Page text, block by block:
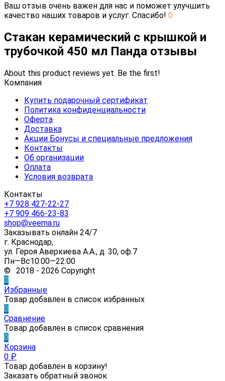
Ваш отзыв очень важен для нас и поможет улучшить
качество наших товаров и услуг. Спасибо! 0
Стакан керамический с крышкой и
трубочкой 450 мл Панда отзывы
About this product reviews yet. Be the first!
Компания
Купить подарочный сертификат
Политика конфиденциальности
Оферта
Доставка
Акции Бонусы и специальные предложения
Контакты
Об организации
Оплата
Условия возврата
Контакты
+7 928 427-22-27
+7 909 466-23-83
shop@veema.ru
Заказывать онлайн 24/7
г. Краснодар,
ул. Героя Аверкиева А.А., д. 30, оф.7
Пн—Вс10:00—22:00
© 2018 - 2026 Copyright
0
Избранные
Товар добавлен в список избранных
0
Сравнение
Товар добавлен в список сравнения
0
Корзина
0 ₽
Товар добавлен в корзину!
Заказать обратный звонок